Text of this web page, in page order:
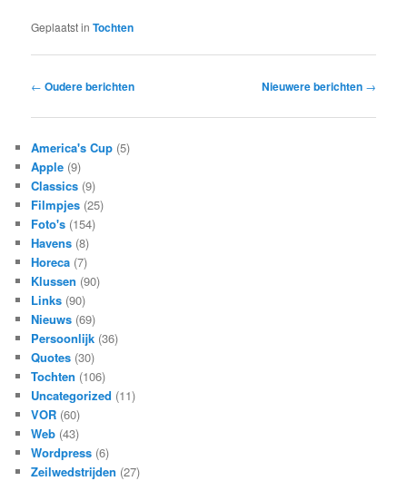
Geplaatst in Tochten
Bericht
← Oudere berichten Nieuwere berichten →
America's Cup (5)
Apple (9)
Classics (9)
Filmpjes (25)
Foto's (154)
Havens (8)
Horeca (7)
Klussen (90)
Links (90)
Nieuws (69)
Persoonlijk (36)
Quotes (30)
Tochten (106)
Uncategorized (11)
VOR (60)
Web (43)
Wordpress (6)
Zeilwedstrijden (27)